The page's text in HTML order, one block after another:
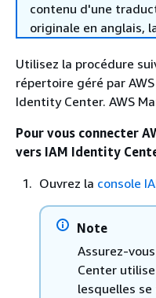
contenu d'une
originale en anglais,
Utilisez la procédure
répertoire géré par
Identity Center. AWS
Pour vous connecter
vers IAM Identity
Ouvrez la console
Note
Assurez-
Center
lesquelles